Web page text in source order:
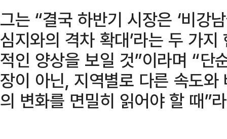
그는 “결국 하반기 시장은 ‘비강
심지와의 격차 확대’라는 두 가
적인 양상을 보일 것”이라며 “단
장이 아닌, 지역별로 다른 속도
의 변화를 면밀히 읽어야 할 때”